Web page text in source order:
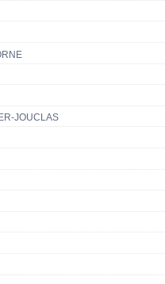
JOUCLAS